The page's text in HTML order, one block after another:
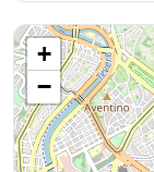
+
−